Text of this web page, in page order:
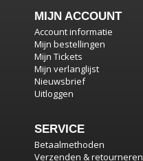
MIJN ACCOUNT
Account informatie
Mijn bestellingen
Mijn Tickets
Mijn verlanglijst
Nieuwsbrief
Uitloggen
SERVICE
Betaalmethoden
Verzenden & retourneren